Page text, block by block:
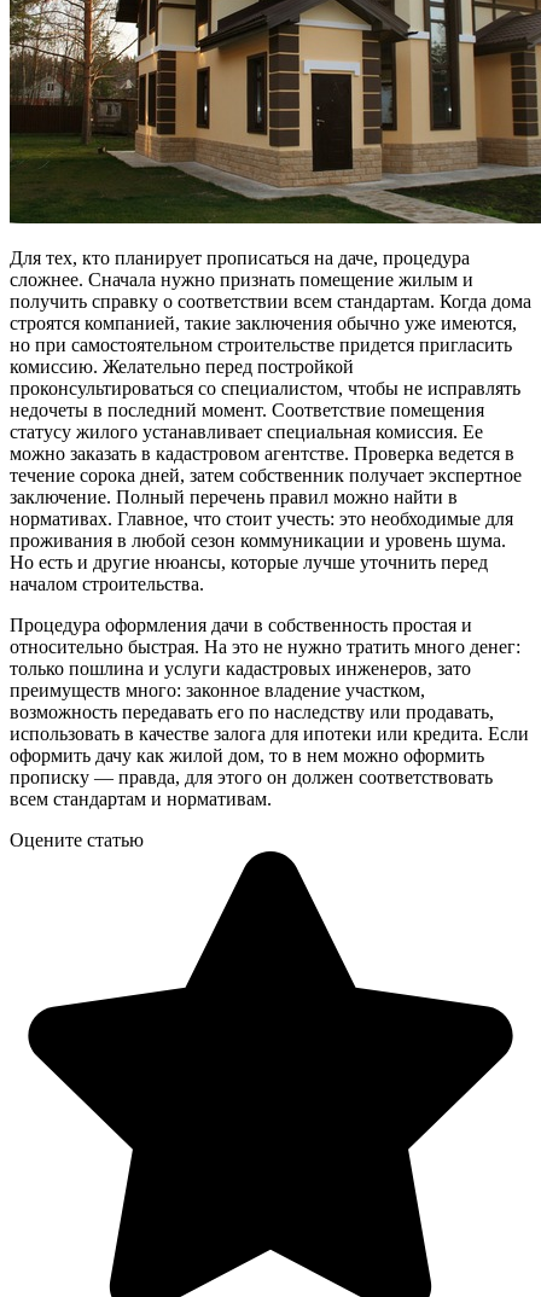
Для тех, кто планирует прописаться на даче, процедура
сложнее. Сначала нужно признать помещение жилым и
получить справку о соответствии всем стандартам. Когда дома
строятся компанией, такие заключения обычно уже имеются,
но при самостоятельном строительстве придется пригласить
комиссию. Желательно перед постройкой
проконсультироваться со специалистом, чтобы не исправлять
недочеты в последний момент. Соответствие помещения
статусу жилого устанавливает специальная комиссия. Ее
можно заказать в кадастровом агентстве. Проверка ведется в
течение сорока дней, затем собственник получает экспертное
заключение. Полный перечень правил можно найти в
нормативах. Главное, что стоит учесть: это необходимые для
проживания в любой сезон коммуникации и уровень шума.
Но есть и другие нюансы, которые лучше уточнить перед
началом строительства.
Процедура оформления дачи в собственность простая и
относительно быстрая. На это не нужно тратить много денег:
только пошлина и услуги кадастровых инженеров, зато
преимуществ много: законное владение участком,
возможность передавать его по наследству или продавать,
использовать в качестве залога для ипотеки или кредита. Если
оформить дачу как жилой дом, то в нем можно оформить
прописку — правда, для этого он должен соответствовать
всем стандартам и нормативам.
Оцените статью